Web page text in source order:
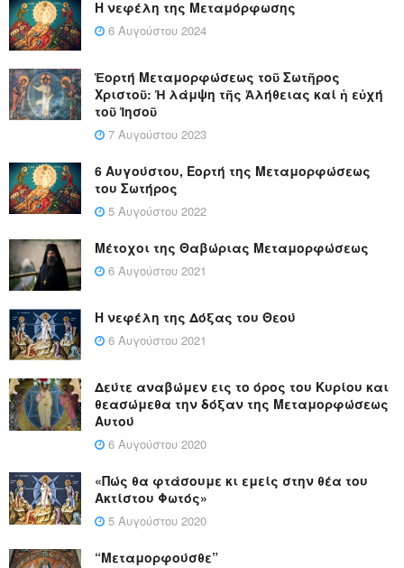
Η νεφέλη της Μεταμόρφωσης
6 Αυγούστου 2024
Ἑορτή Μεταμορφώσεως τοῦ Σωτῆρος
Χριστοῦ: Ἡ λάμψη τῆς Ἀλήθειας καί ἡ εὐχή
τοῦ Ἰησοῦ
7 Αυγούστου 2023
6 Αυγούστου, Εορτή της Μεταμορφώσεως
του Σωτήρος
5 Αυγούστου 2022
Μέτοχοι της Θαβώριας Μεταμορφώσεως
6 Αυγούστου 2021
Η νεφέλη της Δόξας του Θεού
6 Αυγούστου 2021
Δεύτε αναβώμεν εις το όρος του Κυρίου και
θεασώμεθα την δόξαν της Μεταμορφώσεως
Αυτού
6 Αυγούστου 2020
«Πώς θα φτάσουμε κι εμείς στην θέα του
Ακτίστου Φωτός»
5 Αυγούστου 2020
“Μεταμορφούσθε”